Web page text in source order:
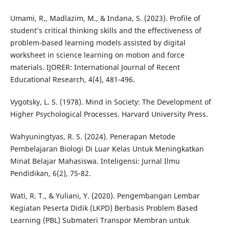
Umami, R., Madlazim, M., & Indana, S. (2023). Profile of
student’s critical thinking skills and the effectiveness of
problem-based learning models assisted by digital
worksheet in science learning on motion and force
materials. IJORER: International Journal of Recent
Educational Research, 4(4), 481-496.
Vygotsky, L. S. (1978). Mind in Society: The Development of
Higher Psychological Processes. Harvard University Press.
Wahyuningtyas, R. S. (2024). Penerapan Metode
Pembelajaran Biologi Di Luar Kelas Untuk Meningkatkan
Minat Belajar Mahasiswa. Inteligensi: Jurnal Ilmu
Pendidikan, 6(2), 75-82.
Wati, R. T., & Yuliani, Y. (2020). Pengembangan Lembar
Kegiatan Peserta Didik (LKPD) Berbasis Problem Based
Learning (PBL) Submateri Transpor Membran untuk